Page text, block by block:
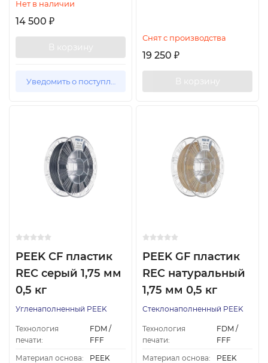
Нет в наличии
14 500 ₽
В корзину
Уведомить о поступлении
Снят с производства
19 250 ₽
В корзину
PEEK CF пластик
REC серый 1,75 мм
0,5 кг
Угленаполненный PEEK
Технология
печати:
FDM /
FFF
Материал основа:
PEEK
PEEK GF пластик
REC натуральный
1,75 мм 0,5 кг
Стеклонаполненный PEEK
Технология
печати:
FDM /
FFF
Материал основа:
PEEK